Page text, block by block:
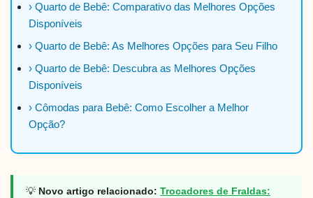
› Quarto de Bebê: Comparativo das Melhores Opções
Disponíveis
› Quarto de Bebê: As Melhores Opções para Seu Filho
› Quarto de Bebê: Descubra as Melhores Opções
Disponíveis
› Cômodas para Bebê: Como Escolher a Melhor
Opção?
💡 Novo artigo relacionado: Trocadores de Fraldas: